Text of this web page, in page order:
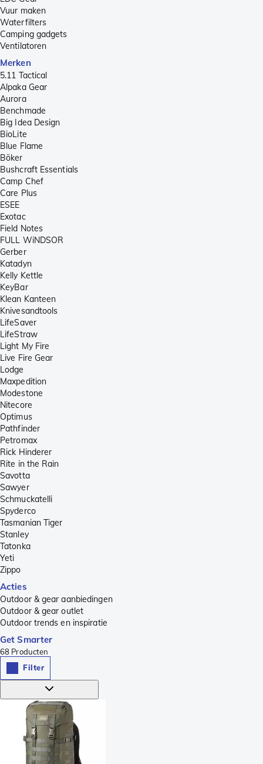
Vuur maken
Waterfilters
Camping gadgets
Ventilatoren
Merken
5.11 Tactical
Alpaka Gear
Aurora
Benchmade
Big Idea Design
BioLite
Blue Flame
Böker
Bushcraft Essentials
Camp Chef
Care Plus
ESEE
Exotac
Field Notes
FULL WiNDSOR
Gerber
Katadyn
Kelly Kettle
KeyBar
Klean Kanteen
Knivesandtools
LifeSaver
LifeStraw
Light My Fire
Live Fire Gear
Lodge
Maxpedition
Modestone
Nitecore
Optimus
Pathfinder
Petromax
Rick Hinderer
Rite in the Rain
Savotta
Sawyer
Schmuckatelli
Spyderco
Tasmanian Tiger
Stanley
Tatonka
Yeti
Zippo
Acties
Outdoor & gear aanbiedingen
Outdoor & gear outlet
Outdoor trends en inspiratie
Get Smarter
68 Producten
Filter